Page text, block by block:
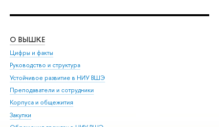
О ВЫШКЕ
Цифры и факты
Руководство и структура
Устойчивое развитие в НИУ ВШЭ
Преподаватели и сотрудники
Корпуса и общежития
Закупки